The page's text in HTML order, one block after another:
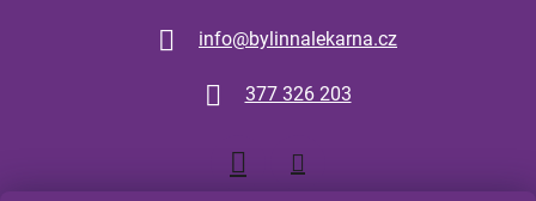
info@bylinnalekarna.cz
377 326 203